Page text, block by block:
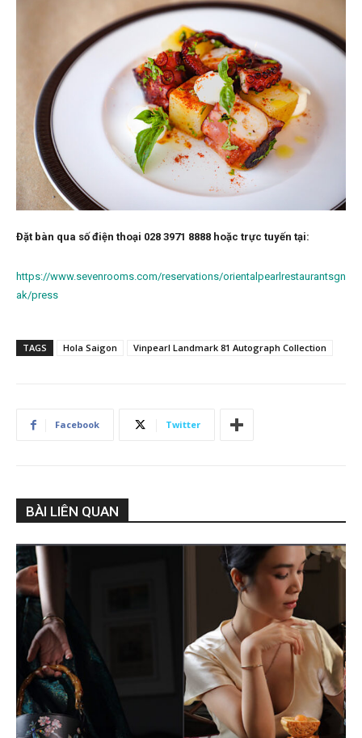
Đặt bàn qua số điện thoại 028 3971 8888 hoặc trực tuyến tại:
https://www.sevenrooms.com/reservations/orientalpearlrestaurantsgn
ak/press
TAGS Hola Saigon Vinpearl Landmark 81 Autograph Collection
Facebook Twitter
BÀI LIÊN QUAN